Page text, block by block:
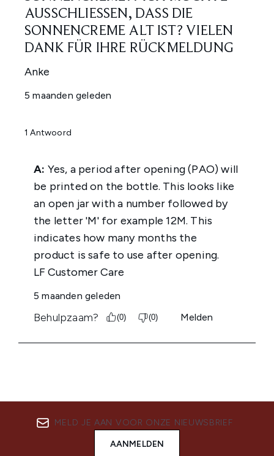
MELD JE AAN VOOR ONZE NIEUWSBRIEF
AANMELDEN